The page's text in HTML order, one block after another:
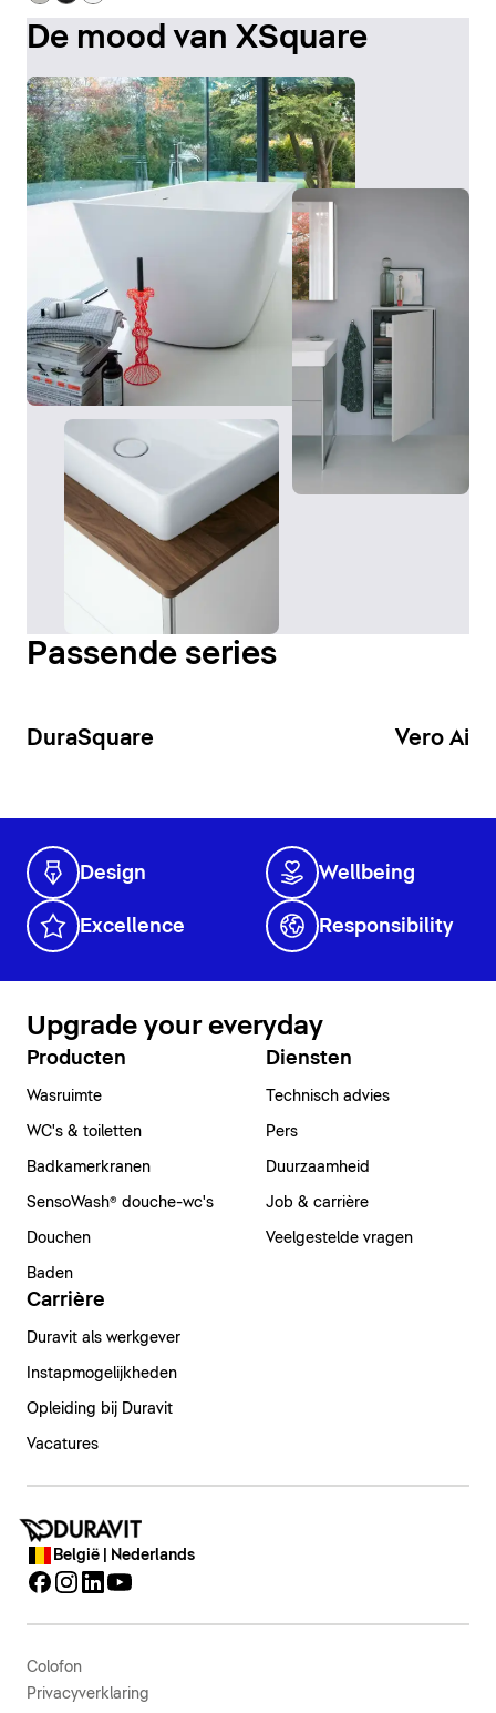
De mood van XSquare
Passende series
DuraSquare Vero Air
Design Wellbeing
Excellence Responsibility
Upgrade your everyday
Producten
Wasruimte
WC's & toiletten
Badkamerkranen
SensoWash® douche-wc's
Douchen
Baden
Diensten
Technisch advies
Pers
Duurzaamheid
Job & carrière
Veelgestelde vragen
Carrière
Duravit als werkgever
Instapmogelijkheden
Opleiding bij Duravit
Vacatures
België | Nederlands
Colofon
Privacyverklaring